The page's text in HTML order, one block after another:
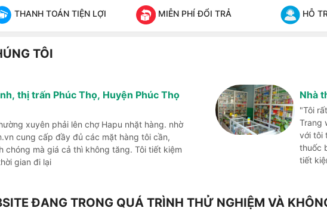
THANH TOÁN TIỆN LỢI MIỄN PHÍ ĐỔI TRẢ HỖ
TÔI
thị trấn Phúc Thọ, Huyện Phúc Thọ
xuyên phải lên chợ Hapu nhặt hàng. nhờ
cung cấp đầy đủ các mặt hàng tôi cần,
chóng mà giá cả thì không tăng. Tôi tiết kiệm
gian đi lại
Nhà
"Tôi
Trang
với tôi
thuốc
tiết
ĐANG TRONG QUÁ TRÌNH THỬ NGHIỆM VÀ